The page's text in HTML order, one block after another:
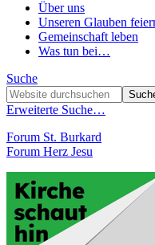
Über uns
Unseren Glauben
Gemeinschaft leben
Was tun bei…
Suche
Erweiterte Suche…
Forum St. Burkard
Forum Herz Jesu